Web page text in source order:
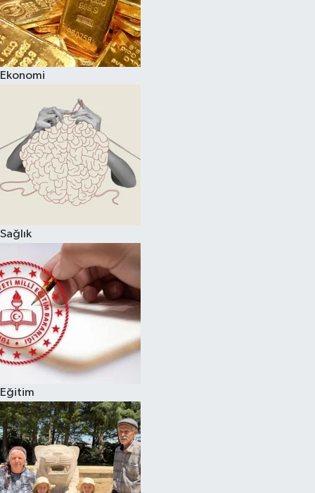
Ekonomi
Sağlık
Eğitim